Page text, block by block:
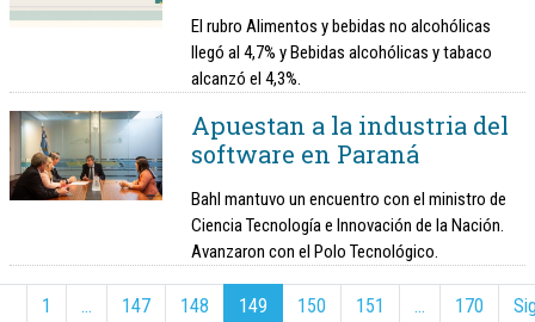
El rubro Alimentos y bebidas no alcohólicas
llegó al 4,7% y Bebidas alcohólicas y tabaco
alcanzó el 4,3%.
Apuestan a la industria del
software en Paraná
Bahl mantuvo un encuentro con el ministro de
Ciencia Tecnología e Innovación de la Nación.
Avanzaron con el Polo Tecnológico.
1 … 147 148 149 150 151 … 170